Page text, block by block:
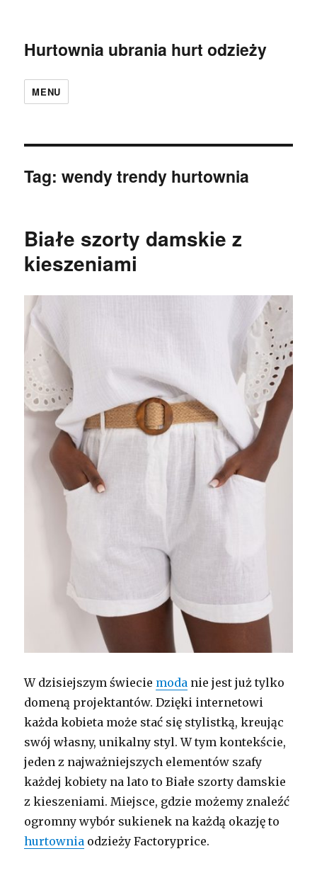
Hurtownia ubrania hurt odzieży
MENU
Tag:wendy trendy hurtownia
Białe szorty damskie z
kieszeniami
W dzisiejszym świecie moda nie jest już tylko
domeną projektantów. Dzięki internetowi
każda kobieta może stać się stylistką, kreując
swój własny, unikalny styl. W tym kontekście,
jeden z najważniejszych elementów szafy
każdej kobiety na lato to Białe szorty damskie
z kieszeniami. Miejsce, gdzie możemy znaleźć
ogromny wybór sukienek na każdą okazję to
hurtownia odzieży Factoryprice.